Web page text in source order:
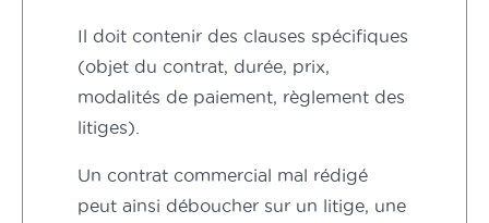
Il doit contenir des clauses spécifiques
(objet du contrat, durée, prix,
modalités de paiement, règlement des
litiges).
Un contrat commercial mal rédigé
peut ainsi déboucher sur un litige, une